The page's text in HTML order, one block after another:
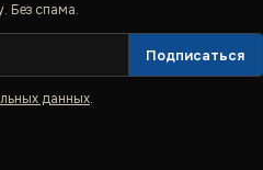
Без спама.
Подписаться
данных.